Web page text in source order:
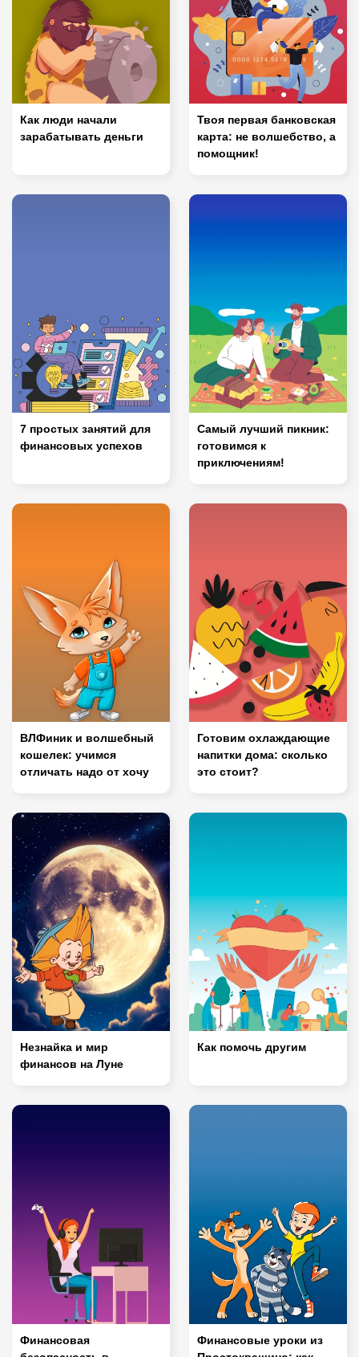
Как люди начали
зарабатывать деньги
Твоя первая банковская
карта: не волшебство, а
помощник!
7 простых занятий для
финансовых успехов
Самый лучший пикник:
готовимся к
приключениям!
ВЛФиник и волшебный
кошелек: учимся
отличать надо от хочу
Готовим охлаждающие
напитки дома: сколько
это стоит?
Незнайка и мир
финансов на Луне
Как помочь другим
Финансовая
Финансовые уроки из